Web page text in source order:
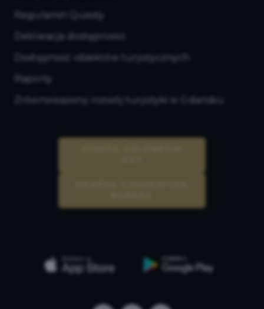
Regulamin Questy
Deklaracja dostępności
Dostępność obiektów turystycznych
Raporty
Zrównoważony rozwój turystyki w Gdańsku